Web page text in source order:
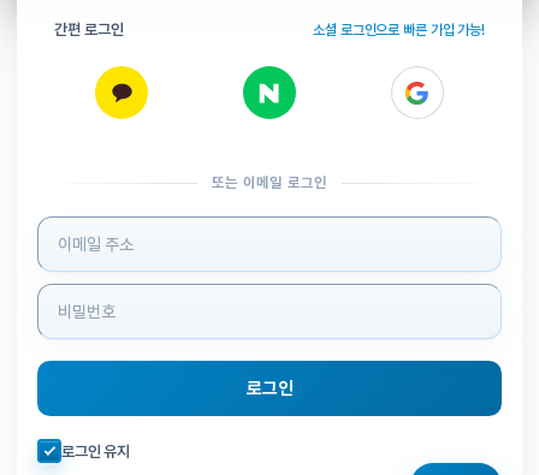
간편 로그인 소셜 로그인으로 빠른 가입 가능!
또는 이메일 로그인
로그인 정보 입력
로그인
자동로그인 체크
로그인 유지